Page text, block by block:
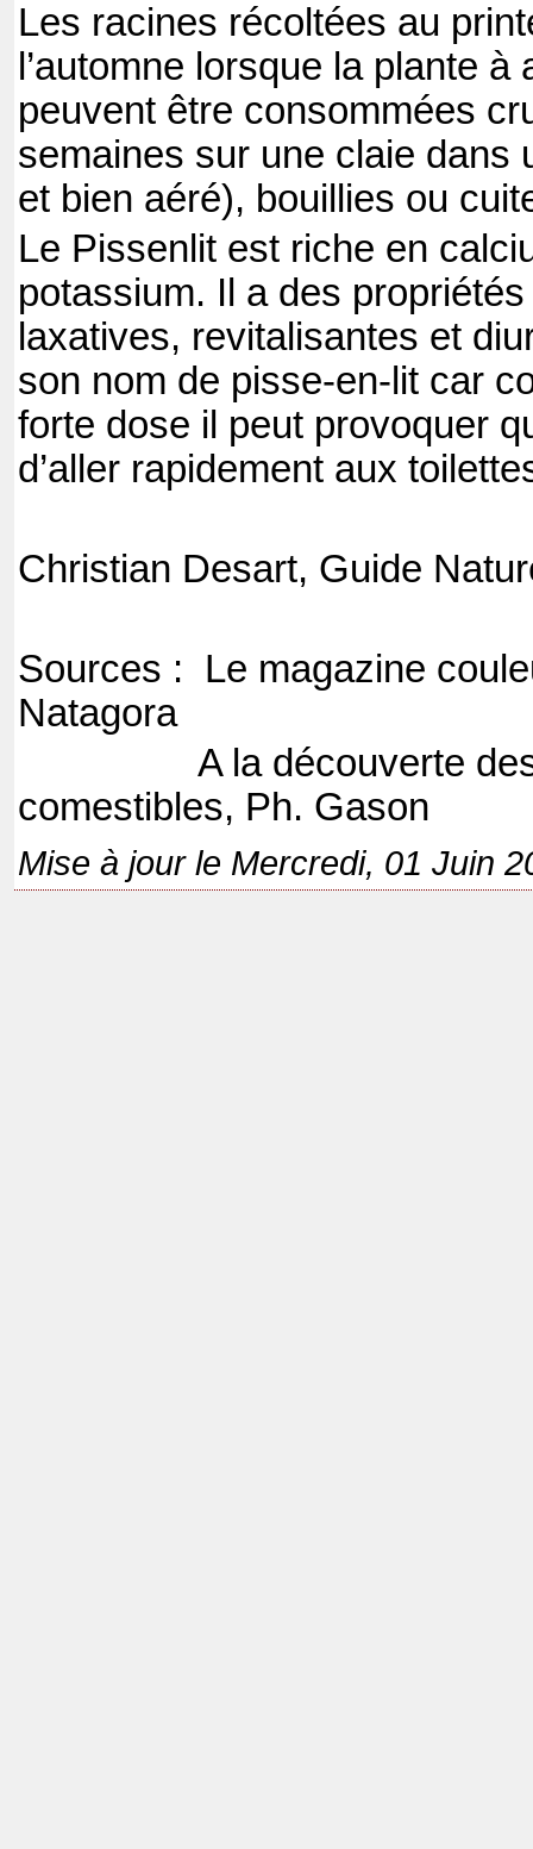
Les racines récoltées au
l’automne lorsque la plante
peuvent être consommées
semaines sur une claie dans
et bien aéré), bouillies ou
Le Pissenlit est riche en
potassium. Il a des
laxatives, revitalisantes et
son nom de pisse-en-lit car
forte dose il peut provoquer
d’aller rapidement aux
Christian Desart, Guide
Sources :
Le magazine
Natagora
A la découverte
comestibles, Ph. Gason
Mise à jour le Mercredi, 01 Juin